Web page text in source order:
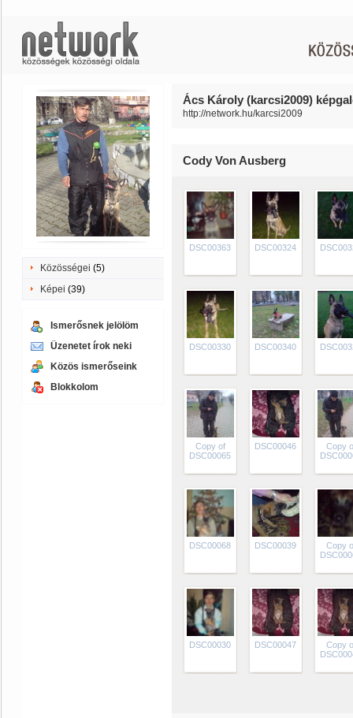
Közösségei (5)
Képei (39)
Ismerősnek jelölöm
Üzenetet írok neki
Közös ismerőseink
Blokkolom
Ács Károly (karcsi2009)
http://network.hu/karcsi2009
Cody Von Ausberg
DSC00363 DSC00324
DSC00330 DSC00340
Copy of
DSC00065
DSC00046
Copy
DSC00068 DSC00039
Copy
DSC00030 DSC00047
Copy